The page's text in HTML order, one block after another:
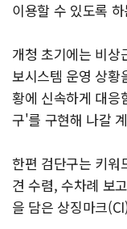
이용할 수 있도록
개청 초기에는 비상
보시스템 운영 상황
황에 신속하게 대응
구'를 구현해 나갈
한편 검단구는 키워
견 수렴, 수차례 보
을 담은 상징마크